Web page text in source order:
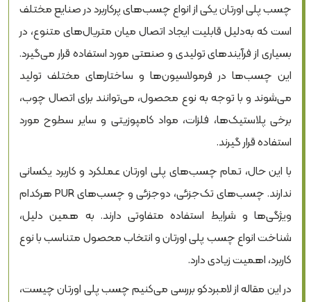
انواع چسب پلی اورتان کدام‌اند؟
چسب پلی اورتان تک‌جزئی
چسب پلی اورتان دوجزئی
چسب PUR یا پلی اورتان گرماذوب واکنش‌گرا
چسب PUR تک‌جزئی Swift Lock 3700 برای صنایع چوب
کاربرد چسب پلی اورتان در صنایع چوب
مزایای چسب پلی اورتان چیست؟
معایب چسب پلی اورتان و محدودیت‌های استفاده
تفاوت چسب پلی اورتان تک‌جزئی و دوجزئی چیست؟
تفاوت چسب PUR با سایر چسب‌های پلی اورتان چیست؟
چسب پلی اورتان یکی از انواع چسب‌های پرکاربرد در صنایع مختلف
است که به‌دلیل قابلیت ایجاد اتصال میان متریال‌های متنوع، در
بسیاری از فرآیندهای تولیدی و صنعتی مورد استفاده قرار می‌گیرد.
این چسب‌ها در فرمولاسیون‌ها و ساختارهای مختلف تولید
می‌شوند و با توجه به نوع محصول، می‌توانند برای اتصال چوب،
برخی پلاستیک‌ها، فلزات، مواد کامپوزیتی و سایر سطوح مورد
استفاده قرار گیرند.
با این حال، تمام چسب‌های پلی اورتان عملکرد و کاربرد یکسانی
ندارند. چسب‌های تک‌جزئی، دوجزئی و چسب‌های PUR هرکدام
ویژگی‌ها و شرایط استفاده متفاوتی دارند. به همین دلیل،
شناخت انواع چسب پلی اورتان و انتخاب محصول متناسب با نوع
کاربرد، اهمیت زیادی دارد.
در این مقاله از لامبردکو بررسی می‌کنیم چسب پلی اورتان چیست،